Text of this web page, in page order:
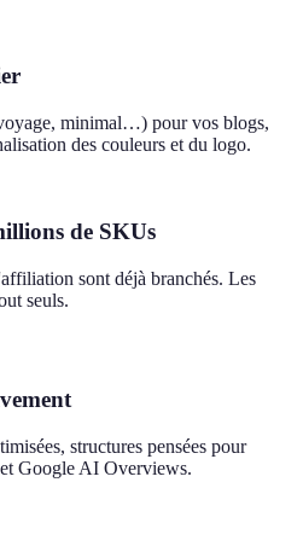
minimal…) pour vos blogs,
des couleurs et du logo.
de SKUs
sont déjà branchés. Les
seuls.
structures pensées pour
Google AI Overviews.